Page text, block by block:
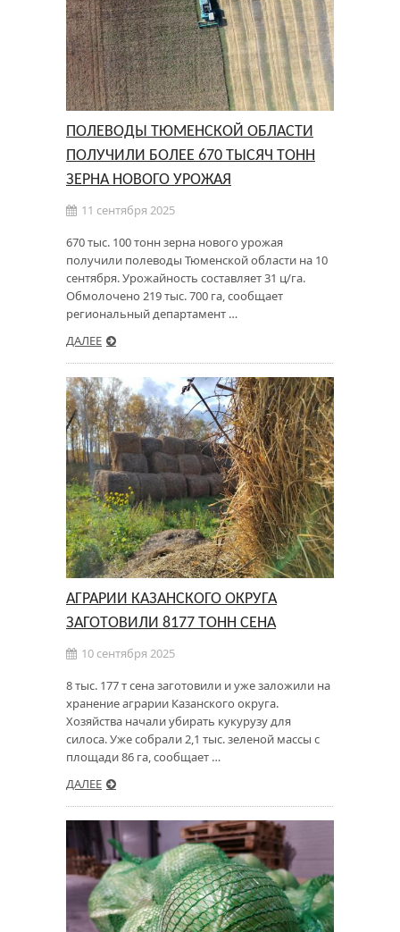
ПОЛЕВОДЫ ТЮМЕНСКОЙ ОБЛАСТИ
ПОЛУЧИЛИ БОЛЕЕ 670 ТЫСЯЧ ТОНН
ЗЕРНА НОВОГО УРОЖАЯ
11 сентября 2025
670 тыс. 100 тонн зерна нового урожая
получили полеводы Тюменской области на 10
сентября. Урожайность составляет 31 ц/га.
Обмолочено 219 тыс. 700 га, сообщает
региональный департамент …
ДАЛЕЕ
АГРАРИИ КАЗАНСКОГО ОКРУГА
ЗАГОТОВИЛИ 8177 ТОНН СЕНА
10 сентября 2025
8 тыс. 177 т сена заготовили и уже заложили на
хранение аграрии Казанского округа.
Хозяйства начали убирать кукурузу для
силоса. Уже собрали 2,1 тыс. зеленой массы с
площади 86 га, сообщает …
ДАЛЕЕ